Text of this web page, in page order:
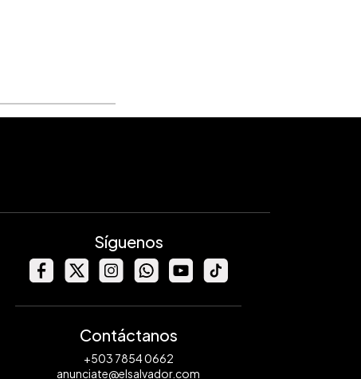
Síguenos
Contáctanos
+503 7854 0662
anunciate@elsalvador.com